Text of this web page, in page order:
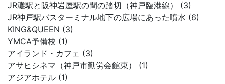
JR灘駅と阪神岩屋駅の間の踏切（神戸臨港線） (3)
JR神戸駅バスターミナル地下の広場にあった噴水 (6)
KING&QUEEN (3)
YMCA予備校 (1)
アイランド・カフェ (3)
アサヒシネマ（神戸市勤労会館東） (1)
アジアホテル (1)